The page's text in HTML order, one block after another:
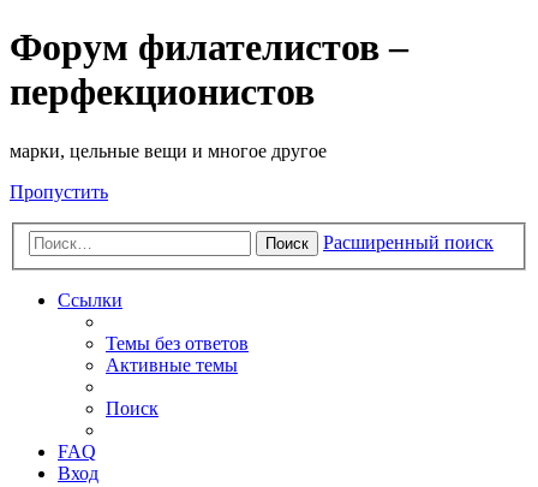
Форум филателистов –
перфекционистов
марки, цельные вещи и многое другое
Пропустить
Поиск Расширенный поиск
Ссылки
Темы без ответов
Активные темы
Поиск
FAQ
Вход